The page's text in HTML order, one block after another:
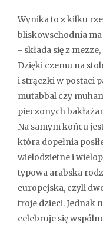
Wynika to z kilku
bliskowschodnia
- składa się z
Dzięki czemu na
i strączki w postaci
mutabbal czy
pieczonych
Na samym końcu
która dopełnia
wielodzietne i
typowa arabska
europejska, czyli
troje dzieci. Jednak
celebruje się